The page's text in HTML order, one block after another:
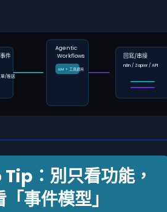
件
/推送
Agentic
Workflows
LLM + 工具調用
回寫/串接
n8n / Zapier / API
：別只看功能，
事件模型」